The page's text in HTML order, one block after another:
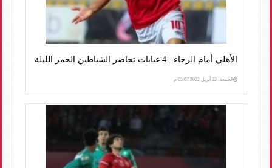
الأهلي أمام الرجاء.. 4 غيابات تحاصر الشياطين الحمر الليلة
الجمعة، 22 أبريل 2022 05:07 م